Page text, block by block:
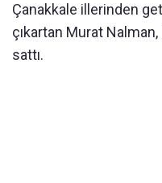
Çanakkale illerinden
çıkartan Murat
sattı.